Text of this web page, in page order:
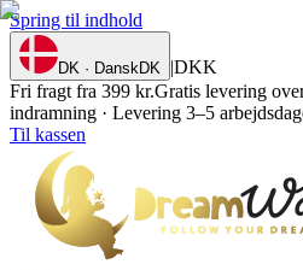
Spring til indhold
DK · DanskDK |DKK
Fri fragt fra 399 kr.Gratis levering
indramning · Levering 3–5
Til kassen